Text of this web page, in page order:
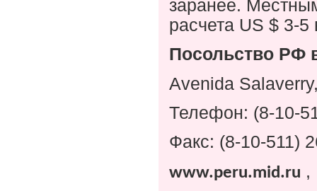
заранее.
расчета US $ 3-5
Посольство РФ
Avenida
Телефон: (8-10-
Факс: (8-10-511)
www.peru.mid.ru ,